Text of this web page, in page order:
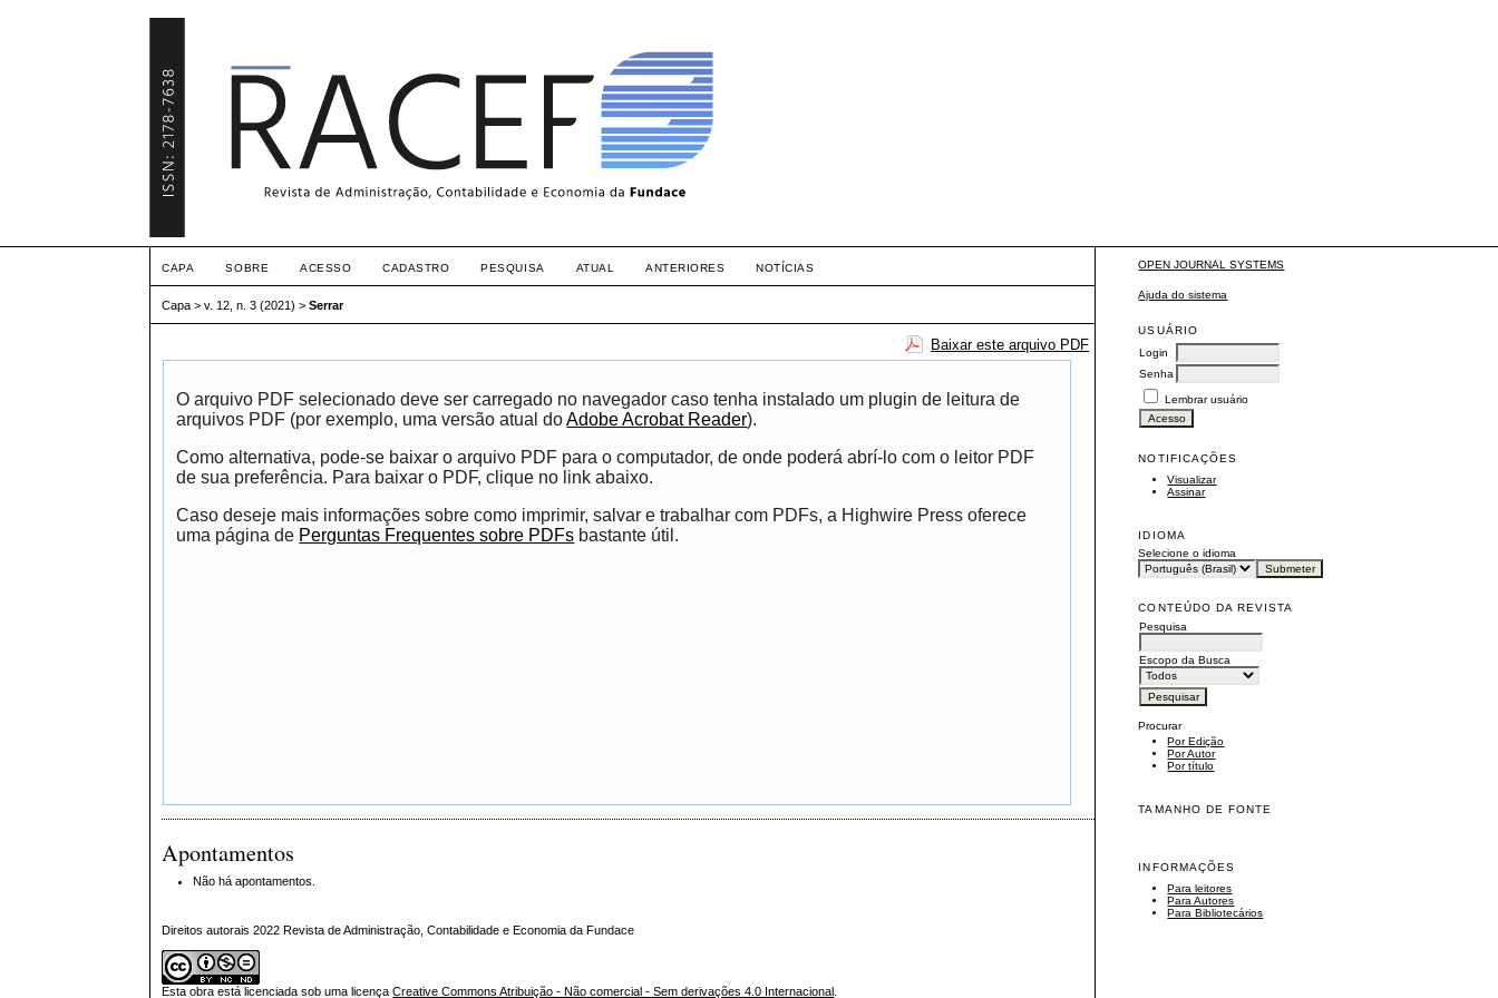
OPEN JOURNAL SYSTEMS
Ajuda do sistema
USUÁRIO
Login
Senha
Lembrar usuário
NOTIFICAÇÕES
Visualizar
Assinar
IDIOMA
Selecione o idioma
CONTEÚDO DA REVISTA
Pesquisa
Escopo da Busca
Procurar
Por Edição
Por Autor
Por título
TAMANHO DE FONTE
INFORMAÇÕES
Para leitores
Para Autores
Para Bibliotecários
CAPA SOBRE ACESSO CADASTRO PESQUISA ATUAL ANTERIORES NOTÍCIAS
Capa >v. 12, n. 3 (2021) >Serrar
Baixar este arquivo PDF
O arquivo PDF selecionado deve ser carregado no navegador caso tenha instalado um plugin de leitura de
arquivos PDF (por exemplo, uma versão atual doAdobe Acrobat Reader).
Como alternativa, pode-se baixar o arquivo PDF para o computador, de onde poderá abrí-lo com o leitor PDF
de sua preferência. Para baixar o PDF, clique no link abaixo.
Caso deseje mais informações sobre como imprimir, salvar e trabalhar com PDFs, a Highwire Press oferece
uma página de Perguntas Frequentes sobre PDFs bastante útil.
Apontamentos
Não há apontamentos.
Direitos autorais 2022 Revista de Administração, Contabilidade e Economia da Fundace
Esta obra está licenciada sob uma licençaCreative Commons Atribuição - Não comercial - Sem derivações 4.0 Internacional